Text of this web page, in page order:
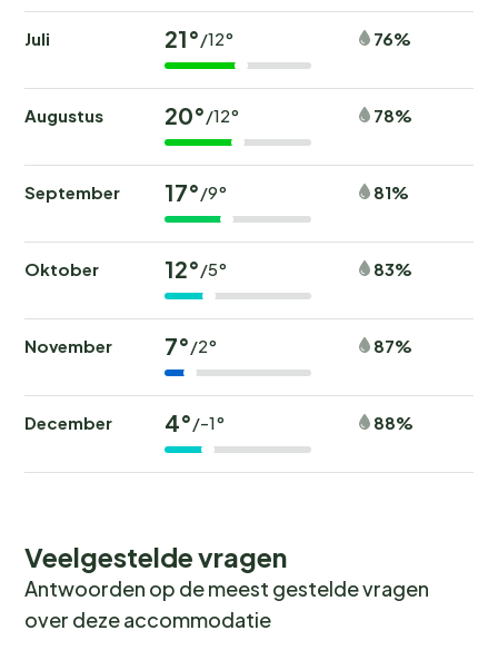
Juli 21°/12° 76%
Augustus 20°/12° 78%
September 17°/9° 81%
Oktober 12°/5° 83%
November 7°/2° 87%
December 4°/-1° 88%
Veelgestelde vragen
Antwoorden op de meest gestelde vragen
over deze accommodatie